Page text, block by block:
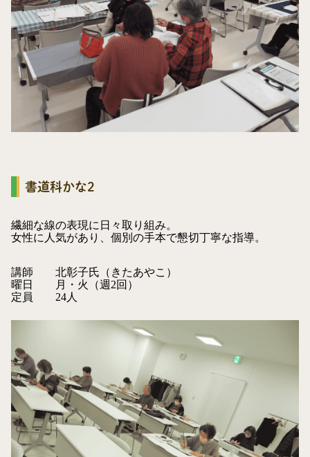
書道科かな2
繊細な線の表現に日々取り組み。
女性に人気があり、個別の手本で懇切丁寧な指導。
講師
北彰子氏（きたあやこ）
曜日
月・火（週2回）
定員
24人